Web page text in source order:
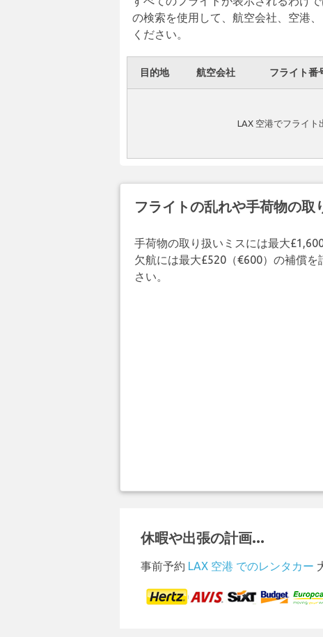
の検索を使用して、航空会社、空港
ください。
目的地 航空会社 フライト番
LAX 空港でフライト
フライトの乱れや手荷物の取
手荷物の取り扱いミスには最大
欠航には最大£520（€600）の補償
さい。
休暇や出張の計画...
事前予約 LAX 空港 でのレンタカー